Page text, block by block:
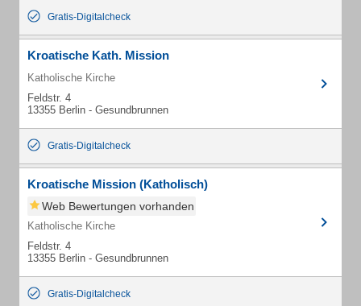
Gratis-Digitalcheck
Kroatische Kath. Mission
Katholische Kirche
Feldstr. 4
13355 Berlin - Gesundbrunnen
Gratis-Digitalcheck
Kroatische Mission (Katholisch)
Web Bewertungen vorhanden
Katholische Kirche
Feldstr. 4
13355 Berlin - Gesundbrunnen
Gratis-Digitalcheck